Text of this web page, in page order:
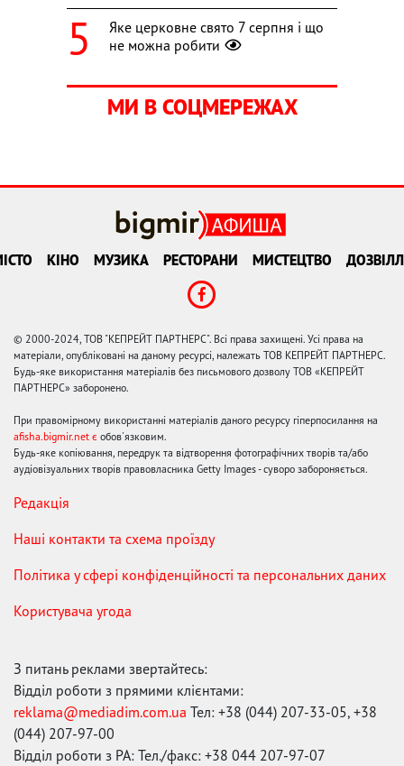
Яке церковне свято 7 серпня і що
не можна робити
МИ В СОЦМЕРЕЖАХ
КІНО МУЗИКА РЕСТОРАНИ МИСТЕЦТВО
© 2000-2024, ТОВ "КЕПРЕЙТ ПАРТНЕРС". Всі права захищені. Усі права на
матеріали, опубліковані на даному ресурсі, належать ТОВ КЕПРЕЙТ ПАРТНЕРС.
Будь-яке використання матеріалів без письмового дозволу ТОВ «КЕПРЕЙТ
ПАРТНЕРС» заборонено.
При правомірному використанні матеріалів даного ресурсу гіперпосилання на
afisha.bigmir.net є обов'язковим.
Будь-яке копіювання, передрук та відтворення фотографічних творів та/або
аудіовізуальних творів правовласника Getty Images - суворо забороняється.
Редакція
Наші контакти та схема проїзду
Політика у сфері конфіденційності та персональних даних
Користувача угода
З питань реклами звертайтесь:
Відділ роботи з прямими клієнтами:
reklama@mediadim.com.ua Тел: +38 (044) 207-33-05, +38
(044) 207-97-00
Відділ роботи з РА: Тел./факс: +38 044 207-97-07